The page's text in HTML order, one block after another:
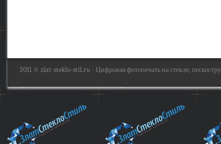
2011 © zlat-steklo-stil.ru - Цифровая фотопечать на стекле,